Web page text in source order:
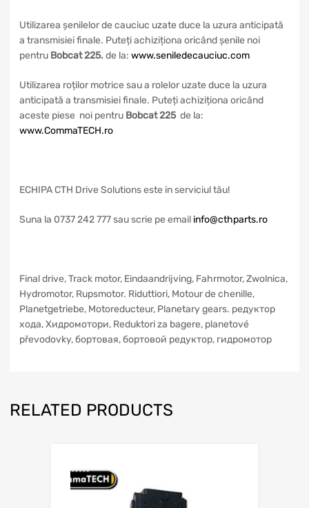
Utilizarea șenilelor de cauciuc uzate duce la uzura anticipată
a transmisiei finale. Puteți achiziționa oricând șenile noi
pentru Bobcat 225. de la: www.seniledecauciuc.com
Utilizarea roților motrice sau a rolelor uzate duce la uzura
anticipată a transmisiei finale. Puteți achiziționa oricând
aceste piese noi pentru Bobcat 225 de la:
www.CommaTECH.ro
ECHIPA CTH Drive Solutions este in serviciul tău!
Suna la 0737 242 777 sau scrie pe email info@cthparts.ro
Final drive, Track motor, Eindaandrijving, Fahrmotor, Zwolnica,
Hydromotor, Rupsmotor. Riduttiori, Motour de chenille,
Planetgetriebe, Motoreducteur, Planetary gears. редуктор
xoдa, Хидромотори, Reduktori za bagere, planetové
převodovky, бортовая, бортовой редуктор, гидромотор
RELATED PRODUCTS